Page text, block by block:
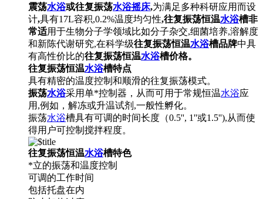
震荡水浴或往复振荡水浴摇床,为满足多种科研应用而设
计,具有17L容积,0.2%温度均匀性,往复振荡恒温水浴槽非
常适用于生物分子学领域比如分子杂交,细菌培养,溶解度
和新陈代谢研究,在科学级往复振荡恒温水浴槽品牌中具
有高性价比的往复振荡恒温水浴槽价格。
往复振荡恒温水浴槽特点
具有精密的温度控制和顺滑的往复振荡模式。
振荡水浴采用单*控制器，从而可用于常规恒温水浴应
用,例如，解冻或升温试剂,一般性孵化。
振荡水浴槽具有可调的时间长度（0.5'', 1''或1.5''),从而使
得用户可控制搅拌程度。
往复振荡恒温水浴槽特色
*立的振荡和温度控制
可调的工作时间
包括托盘在内